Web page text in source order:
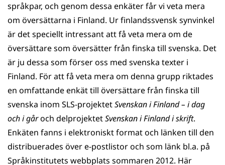
språkpar, och genom dessa enkäter får vi veta mera
om översättarna i Finland. Ur finlandssvensk synvinkel
är det speciellt intressant att få veta mera om de
översättare som översätter från finska till svenska. Det
är ju dessa som förser oss med svenska texter i
Finland. För att få veta mera om denna grupp riktades
en omfattande enkät till översättare från finska till
svenska inom SLS-projektetSvenskan i Finland – i dag
och i gåroch delprojektetSvenskan i Finland i skrift.
Enkäten fanns i elektroniskt format och länken till den
distribuerades över e-postlistor och som länk bl.a. på
Språkinstitutets webbplats sommaren 2012. Här